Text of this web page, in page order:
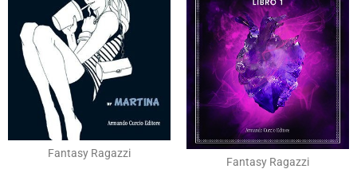
Fantasy Ragazzi
Fantasy Ragazzi